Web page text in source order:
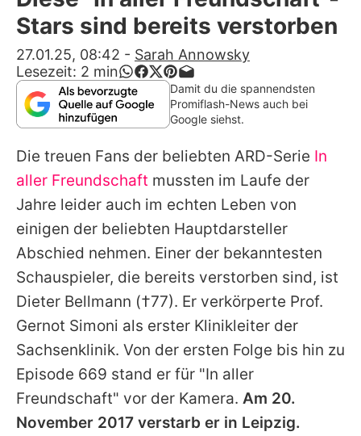
Alle Themen auf Promiflash
App runterladen
Team
Redaktionelle Richtlinien
Impressum
Nutzungsbedingungen
Utiq verwalten
Stars sind bereits verstorben
27.01.25, 08:42 - Sarah Annowsky
Lesezeit: 2 min
Damit du die spannendsten
Promiflash-News auch bei
Google siehst.
Die treuen Fans der beliebten ARD-Serie In
aller Freundschaft mussten im Laufe der
Jahre leider auch im echten Leben von
einigen der beliebten Hauptdarsteller
Abschied nehmen. Einer der bekanntesten
Schauspieler, die bereits verstorben sind, ist
Dieter Bellmann (†77). Er verkörperte Prof.
Gernot Simoni als erster Klinikleiter der
Sachsenklinik. Von der ersten Folge bis hin zu
Episode 669 stand er für "In aller
Freundschaft" vor der Kamera. Am 20.
November 2017 verstarb er in Leipzig.